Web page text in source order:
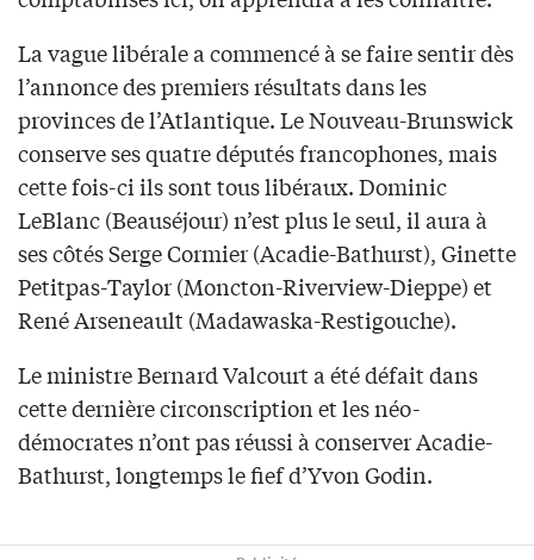
La vague libérale a commencé à se faire sentir dès
l’annonce des premiers résultats dans les
provinces de l’Atlantique. Le Nouveau-Brunswick
conserve ses quatre députés francophones, mais
cette fois-ci ils sont tous libéraux. Dominic
LeBlanc (Beauséjour) n’est plus le seul, il aura à
ses côtés Serge Cormier (Acadie-Bathurst), Ginette
Petitpas-Taylor (Moncton-Riverview-Dieppe) et
René Arseneault (Madawaska-Restigouche).
Le ministre Bernard Valcourt a été défait dans
cette dernière circonscription et les néo-
démocrates n’ont pas réussi à conserver Acadie-
Bathurst, longtemps le fief d’Yvon Godin.